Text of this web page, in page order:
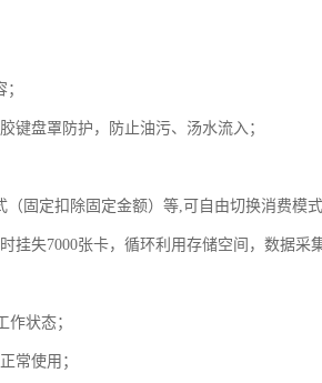
键盘罩防护，防止油污、汤水流入；
固定扣除固定金额）等,可自由切换消费模式
挂失7000张卡，循环利用存储空间，数据采
状态；
常使用；